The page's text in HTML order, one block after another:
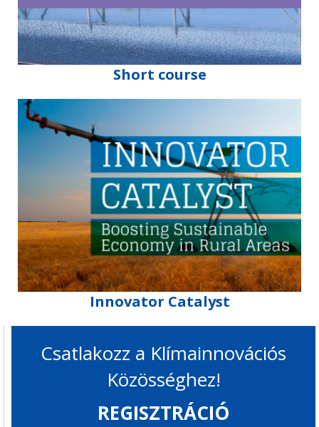
Short course
Innovator Catalyst
Csatlakozz a Klímainnovációs
Közösséghez!
REGISZTRÁCIÓ